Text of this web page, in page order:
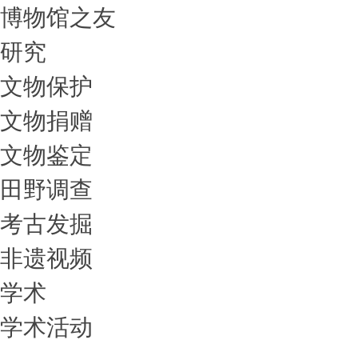
博物馆之友
研究
文物保护
文物捐赠
文物鉴定
田野调查
考古发掘
非遗视频
学术
学术活动